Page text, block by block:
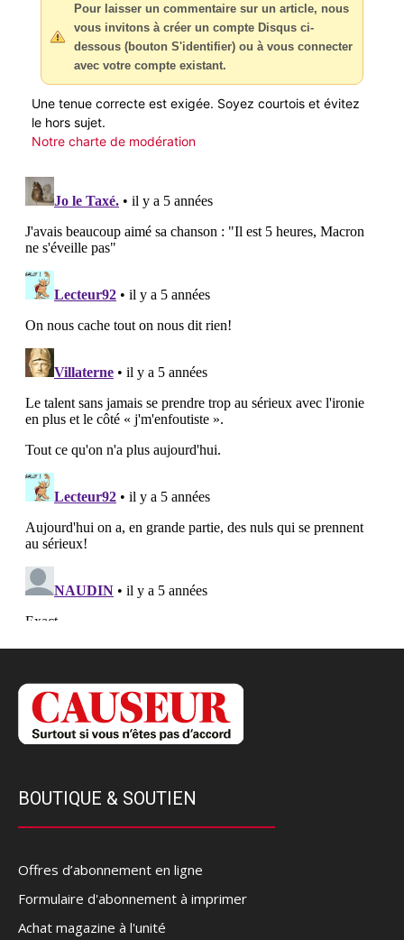
Pour laisser un commentaire sur un article, nous
vous invitons à créer un compte Disqus ci-
dessous (bouton S'identifier) ou à vous connecter
avec votre compte existant.
Une tenue correcte est exigée. Soyez courtois et évitez
le hors sujet.
Notre charte de modération
BOUTIQUE & SOUTIEN
Offres d’abonnement en ligne
Formulaire d'abonnement à imprimer
Achat magazine à l'unité